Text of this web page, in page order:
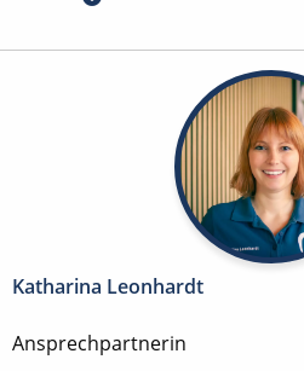
Katharina Leonhardt
Ansprechpartnerin